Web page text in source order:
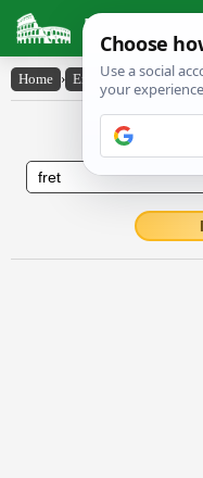
Latin
Home › English-Latin › fret
English